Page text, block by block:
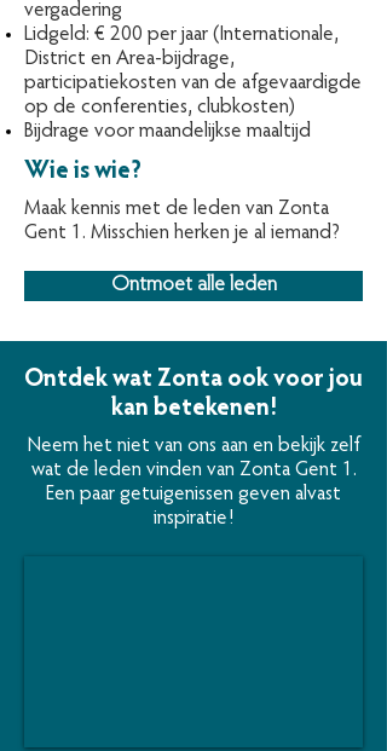
vergadering
Lidgeld: € 200 per jaar (Internationale,
District en Area-bijdrage,
participatiekosten van de afgevaardigde
op de conferenties, clubkosten)
Bijdrage voor maandelijkse maaltijd
Wie is wie?
Maak kennis met de leden van Zonta
Gent 1. Misschien herken je al iemand?
Ontmoet alle leden
Ontdek wat Zonta ook voor jou
kan betekenen!
Neem het niet van ons aan en bekijk zelf
wat de leden vinden van Zonta Gent 1.
Een paar getuigenissen geven alvast
inspiratie!